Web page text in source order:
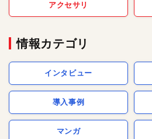
アクセサリ
情報カテゴリ
インタビュー
導入事例
マンガ